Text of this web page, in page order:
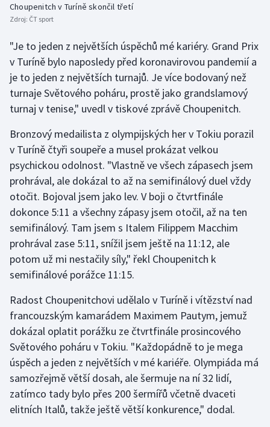
Jezdectví
Judo
Krasobruslení
Lezení
Lyže a snowboard
Moderní pětiboj
Motorsport
Olympijské hry
Parasport
Plavání
Plážový volejbal
Ragby
Rychlobruslení
Rychlostní kanoistika
Choupenitch v Turíně skončil třetí
Zdroj: ČT sport
"Je to jeden z největších úspěchů mé kariéry. Grand Prix
v Turíně bylo naposledy před koronavirovou pandemií a
je to jeden z největších turnajů. Je více bodovaný než
turnaje Světového poháru, prostě jako grandslamový
turnaj v tenise," uvedl v tiskové zprávě Choupenitch.
Bronzový medailista z olympijských her v Tokiu porazil
v Turíně čtyři soupeře a musel prokázat velkou
psychickou odolnost. "Vlastně ve všech zápasech jsem
prohrával, ale dokázal to až na semifinálový duel vždy
otočit. Bojoval jsem jako lev. V boji o čtvrtfinále
dokonce 5:11 a všechny zápasy jsem otočil, až na ten
semifinálový. Tam jsem s Italem Filippem Macchim
prohrával zase 5:11, snížil jsem ještě na 11:12, ale
potom už mi nestačily síly," řekl Choupenitch k
semifinálové porážce 11:15.
Radost Choupenitchovi udělalo v Turíně i vítězství nad
francouzským kamarádem Maximem Pautym, jemuž
dokázal oplatit porážku ze čtvrtfinále prosincového
Světového poháru v Tokiu. "Každopádně to je mega
úspěch a jeden z největších v mé kariéře. Olympiáda má
samozřejmě větší dosah, ale šermuje na ní 32 lidí,
zatímco tady bylo přes 200 šermířů včetně dvaceti
elitních Italů, takže ještě větší konkurence," dodal.